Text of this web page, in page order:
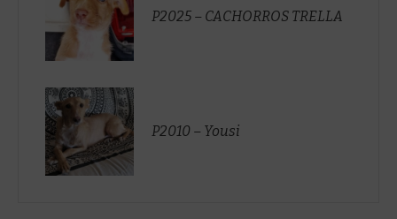
P2025 – CACHORROS TRELLA
P2010 – Yousi